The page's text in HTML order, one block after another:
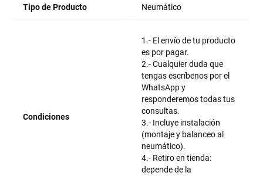
Tipo de Producto Neumático
Condiciones
1.- El envío de tu producto
es por pagar.
2.- Cualquier duda que
tengas escríbenos por el
WhatsApp y
responderemos todas tus
consultas.
3.- Incluye instalación
(montaje y balanceo al
neumático).
4.- Retiro en tienda:
depende de la